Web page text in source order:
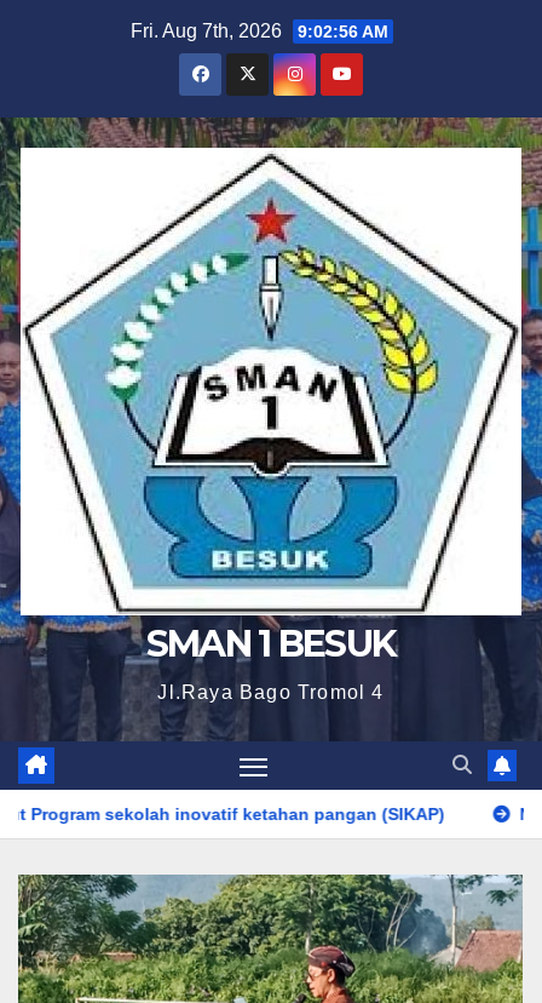
Fri. Aug 7th, 2026 9:02:57 AM
SMAN 1 BESUK
Jl.Raya Bago Tromol 4
inovatif ketahan pangan (SIKAP) Nuva Harumkan